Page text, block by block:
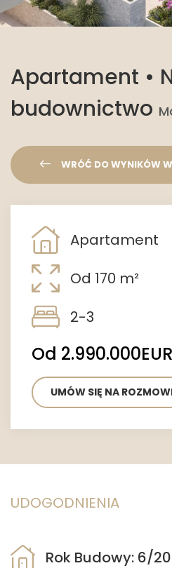
Apartament •
budownictwo
WRÓĆ DO WYNIKÓW
Apartament
Od 170 m²
2-3
Od 2.990.000EUR
UMÓW SIĘ NA
UDOGODNIENIA
Rok Budowy: 6/